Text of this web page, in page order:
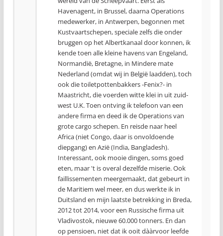
Havenagent, in Brussel, daarna Operations
medewerker, in Antwerpen, begonnen met
Kustvaartschepen, speciale zelfs die onder
bruggen op het Albertkanaal door konnen, ik
kende toen alle kleine havens van Engeland,
Normandië, Bretagne, in Mindere mate
Nederland (omdat wij in België laadden), toch
ook die toiletpottenbakkers -Fenix?- in
Maastricht, die voerden witte klei in uit zuid-
west U.K. Toen ontving ik telefoon van een
andere firma en deed ik de Operations van
grote cargo schepen. En reisde naar heel
Africa (niet Congo, daar is onvoldoende
diepgang) en Azië (India, Bangladesh).
Interessant, ook mooie dingen, soms goed
eten, maar 't is overal dezelfde miserie. Ook
faillissementen meergemaakt, dat gebeurt in
de Maritiem wel meer, en dus werkte ik in
Duitsland en mijn laatste betrekking in Breda,
2012 tot 2014, voor een Russische firma uit
Vladivostok, nieuwe 60.000 tonners. En dan
op pensioen, niet dat ik ooit dààrvoor leefde